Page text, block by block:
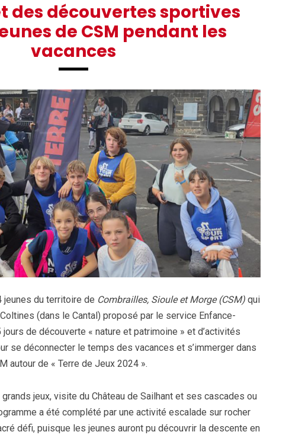
des découvertes sportives
de CSM pendant les
vacances
jeunes du territoire de Combrailles, Sioule et Morge (CSM) qui
(dans le Cantal) proposé par le service Enfance-
de découverte « nature et patrimoine » et d’activités
se déconnecter le temps des vacances et s’immerger dans
autour de « Terre de Jeux 2024 ».
grands jeux, visite du Château de Sailhant et ses cascades ou
a été complété par une activité escalade sur rocher
défi, puisque les jeunes auront pu découvrir la descente en